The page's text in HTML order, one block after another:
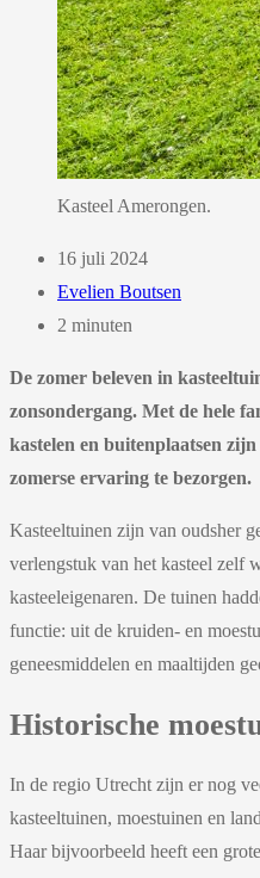
Kasteel Amerongen.
16 juli 2024
Evelien Boutsen
2 minuten
De zomer beleven in
zonsondergang. Met de hele
kastelen en buitenplaatsen
zomerse ervaring te bezorgen.
Kasteeltuinen zijn van oudsher
verlengstuk van het kasteel zelf
kasteeleigenaren. De tuinen
functie: uit de kruiden- en
geneesmiddelen en maaltijden
Historische
In de regio Utrecht zijn er nog
kasteeltuinen, moestuinen en
Haar bijvoorbeeld heeft een